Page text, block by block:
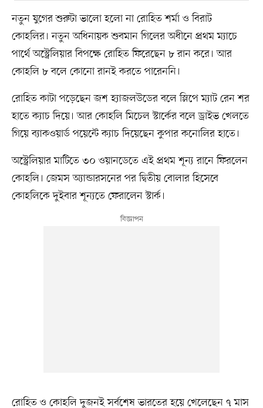
নতুন যুগের শুরুটা ভালো হলো না রোহিত শর্মা ও বিরাট
কোহলির। নতুন অধিনায়ক শুবমান গিলের অধীনে প্রথম ম্যাচে
পার্থে অস্ট্রেলিয়ার বিপক্ষে রোহিত ফিরেছেন ৮ রান করে। আর
কোহলি ৮ বলে কোনো রানই করতে পারেননি।
রোহিত কাটা পড়েছেন জশ হ্যাজলউডের বলে স্লিপে ম্যাট রেন শর
হাতে ক্যাচ দিয়ে। আর কোহলি মিচেল স্টার্কের বলে ড্রাইভ খেলতে
গিয়ে ব্যাকওয়ার্ড পয়েন্টে ক্যাচ দিয়েছেন কুপার কনোলির হাতে।
অস্ট্রেলিয়ার মাটিতে ৩০ ওয়ানডেতে এই প্রথম শূন্য রানে ফিরলেন
কোহলি। জেমস অ্যান্ডারসনের পর দ্বিতীয় বোলার হিসেবে
কোহলিকে দুইবার শূন্যতে ফেরালেন স্টার্ক।
রোহিত ও কোহলি দুজনই সর্বশেষ ভারতের হয়ে খেলেছেন ৭ মাস